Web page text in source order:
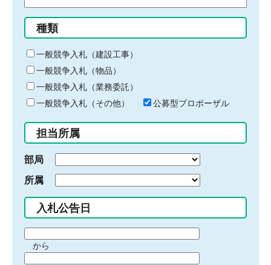
る
キ
ー
ワ
ー
ド
入
力
種類
一般競争入札（建設工事）
一般競争入札（物品）
一般競争入札（業務委託）
一般競争入札（その他）
公募型プロポーザル
担当所属
部局
所属
入札公告日
間から